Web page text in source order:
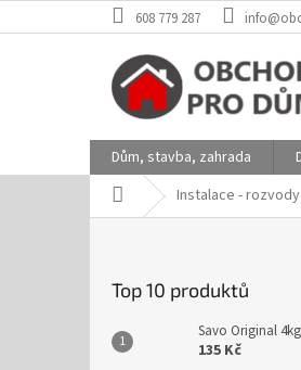
na
608 779 287
Dům, stavba, zahrada
Domů Instalace - rozvody
Top 10 produktů
Savo Original
135 Kč